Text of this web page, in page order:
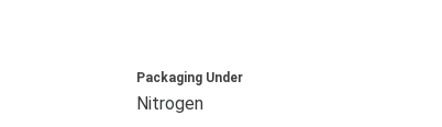
Packaging Under
Nitrogen